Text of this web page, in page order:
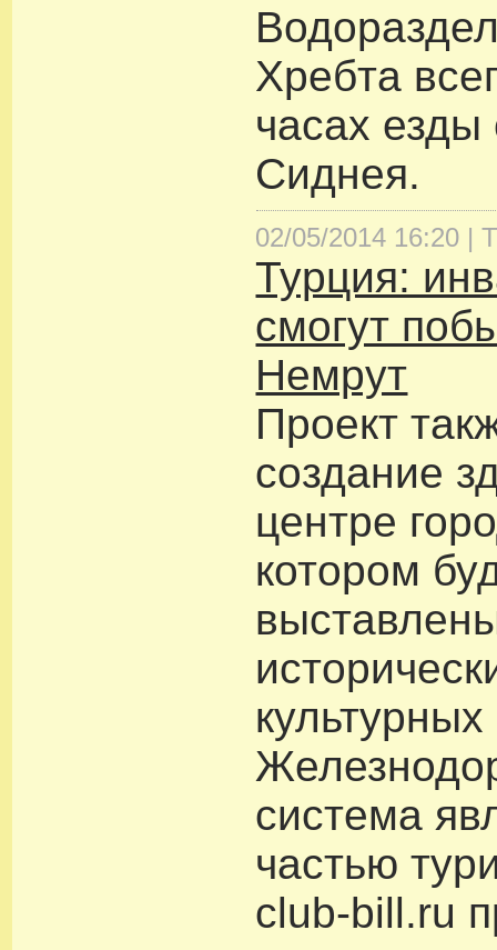
Хребта
часах езды
Сиднея.
02/05/2014 16:20 |
Турция:
смогут
Немрут
Проект
создание
центре
котором
культурных
система
частью
club-bill.ru